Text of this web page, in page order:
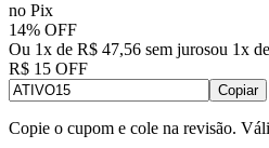
no Pix
14% OFF
Ou 1x de R$ 47,56 sem jurosou 1x de
R$ 15 OFF
Copiar
Copie o cupom e cole na revisão.